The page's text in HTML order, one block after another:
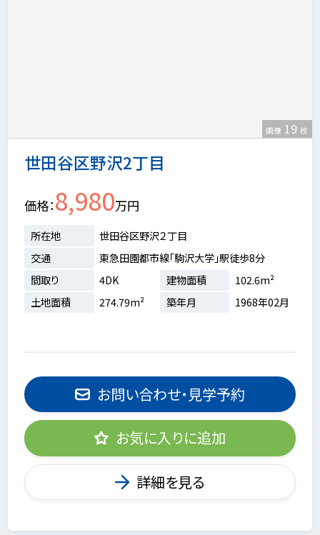
世田谷区野沢2丁目
画像 19 枚
価格 8,980万円
所在地
世田谷区野沢２丁目
交通
東急田園都市線「駒沢大学」駅徒歩8分
間取り
4DK 建物面積
102.6m²
土地面積
274.79m² 築年月 1968年02月
お問い合わせ・見学予約
お気に入りに追加
詳細を見る